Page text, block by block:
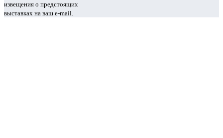
извещения о предстоящих
выставках на ваш e-mail.